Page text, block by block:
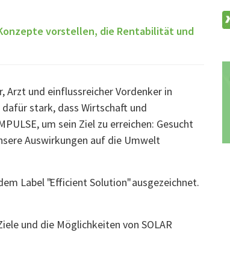
Konzepte vorstellen, die Rentabilität und
Arzt und einflussreicher Vordenker in
stark, dass Wirtschaft und
um sein Ziel zu erreichen: Gesucht
Auswirkungen auf die Umwelt
Label "Efficient Solution" ausgezeichnet.
und die Möglichkeiten von SOLAR